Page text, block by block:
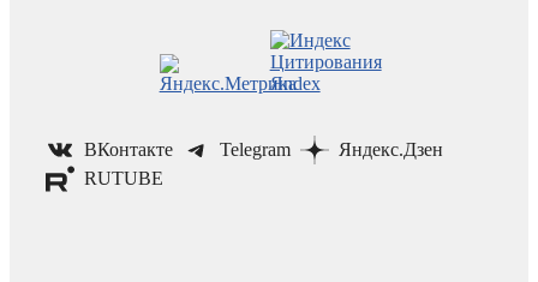
ВКонтакте Telegram
Яндекс.Дзен
RUTUBE